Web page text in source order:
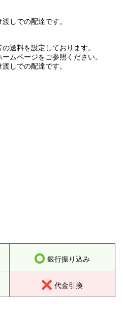
しでの配達です。
送料を設定しております。
ムページをご参照ください。
しでの配達です。
銀行振り込み
代金引換